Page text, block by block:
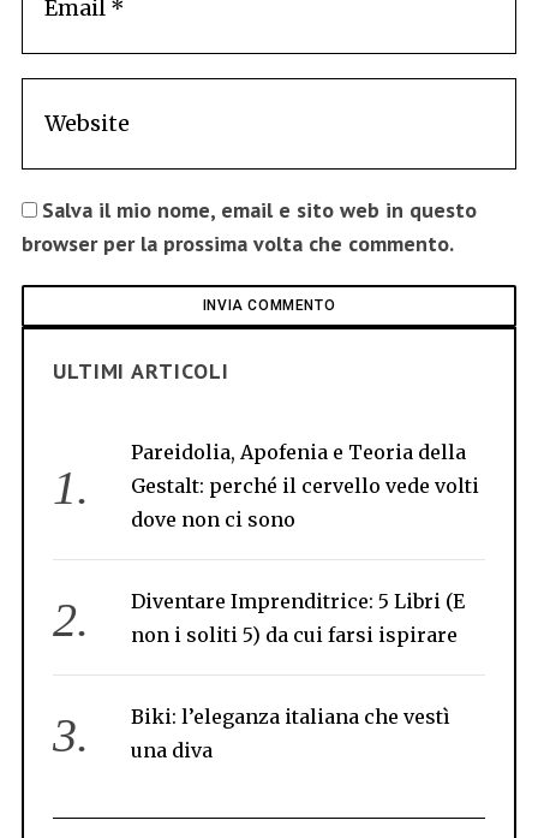
Salva il mio nome, email e sito web in questo
browser per la prossima volta che commento.
ULTIMI ARTICOLI
Pareidolia, Apofenia e Teoria della
Gestalt: perché il cervello vede volti
dove non ci sono
Diventare Imprenditrice: 5 Libri (E
non i soliti 5) da cui farsi ispirare
Biki: l’eleganza italiana che vestì
una diva